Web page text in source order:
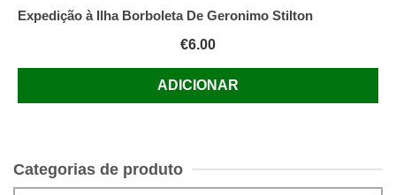
Expedição à Ilha Borboleta De Geronimo Stilton
€6.00
ADICIONAR
Categorias de produto